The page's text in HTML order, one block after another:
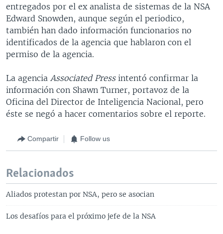
entregados por el ex analista de sistemas de la NSA
Edward Snowden, aunque según el periodico,
también han dado información funcionarios no
identificados de la agencia que hablaron con el
permiso de la agencia.
La agencia Associated Pressintentó confirmar la
información con Shawn Turner, portavoz de la
Oficina del Director de Inteligencia Nacional, pero
éste se negó a hacer comentarios sobre el reporte.
Compartir Follow us
Relacionados
Aliados protestan por NSA, pero se asocian
Los desafíos para el próximo jefe de la NSA